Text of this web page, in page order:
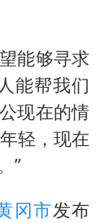
能够寻求
能帮我们
现在的情
轻，现在
”
冈市发布